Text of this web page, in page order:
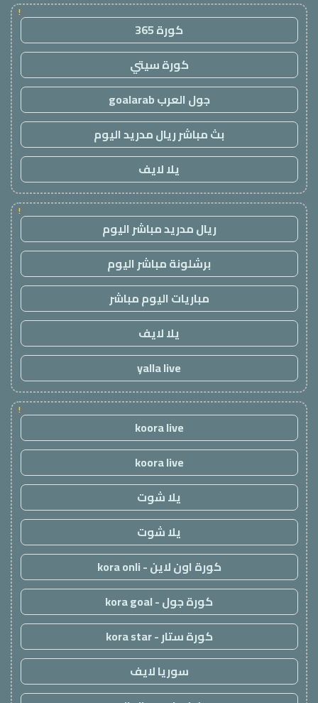
!
كورة 365
كورة سيتي
جول العرب goalarab
بث مباشر ريال مدريد اليوم
يلا لايف
!
ريال مدريد مباشر اليوم
برشلونة مباشر اليوم
مباريات اليوم مباشر
يلا لايف
yalla live
!
koora live
koora live
يلا شوت
يلا شوت
كورة اون لاين - kora onli
كورة جول - kora goal
كورة ستار - kora star
سوريا لايف